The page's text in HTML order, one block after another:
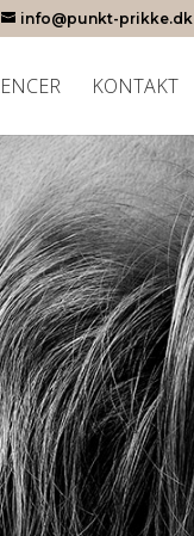
info@punkt-prikke.dk
KONTAKT